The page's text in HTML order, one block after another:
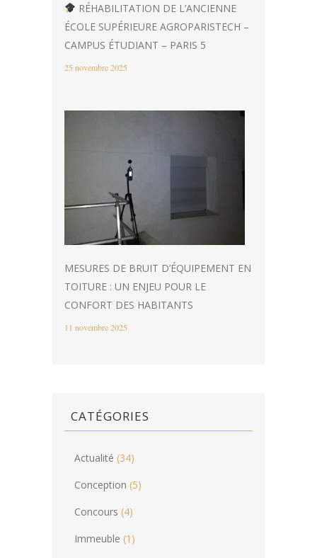
RÉHABILITATION DE L’ANCIENNE
ÉCOLE SUPÉRIEURE AGROPARISTECH –
CAMPUS ÉTUDIANT – PARIS 5
25 novembre 2025
MESURES DE BRUIT D’ÉQUIPEMENT EN
TOITURE : UN ENJEU POUR LE
CONFORT DES HABITANTS
11 novembre 2025
CATÉGORIES
Actualité (34)
Conception (5)
Concours (4)
Immeuble (1)